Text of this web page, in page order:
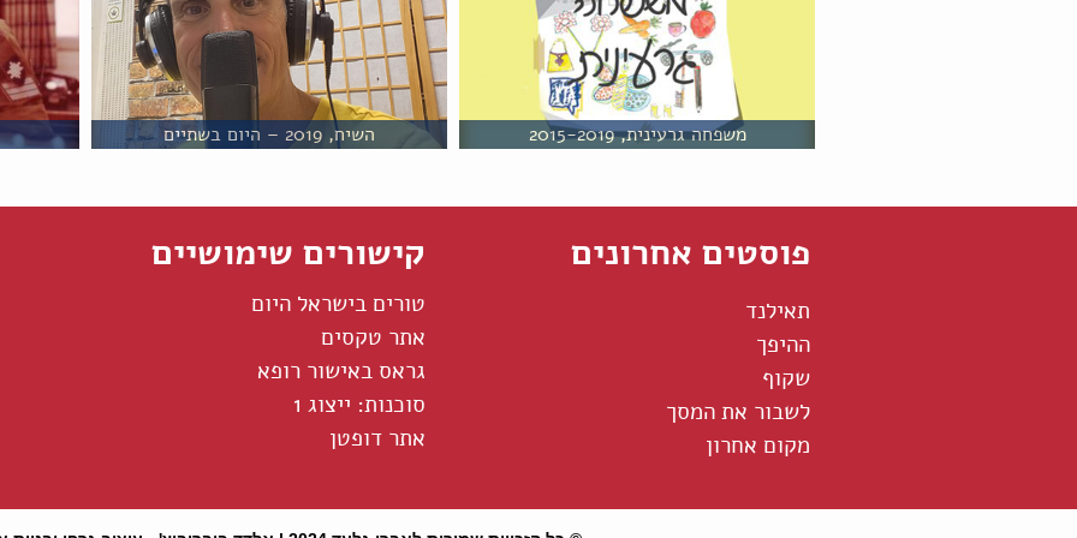
משפחה גרעינית, 2015-2019 השיח, 2019 – היום בשתיים
פוסטים אחרונים
תאילנד
ההיפך
שקוף
לשבור את המסך
מקום אחרון
קישורים שימושיים
טורים בישראל היום
אתר טקסים
גראס באישור רופא
סוכנות: ייצוג 1
אתר דופטן